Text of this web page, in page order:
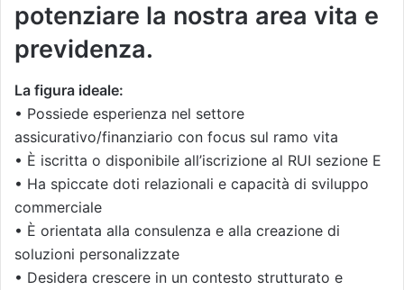
potenziare la nostra area vita e
previdenza.
La figura ideale:
• Possiede esperienza nel settore
assicurativo/finanziario con focus sul ramo vita
• È iscritta o disponibile all’iscrizione al RUI sezione E
• Ha spiccate doti relazionali e capacità di sviluppo
commerciale
• È orientata alla consulenza e alla creazione di
soluzioni personalizzate
• Desidera crescere in un contesto strutturato e